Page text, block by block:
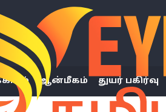
ஆன்மீகம் துயர் பகிர்வு